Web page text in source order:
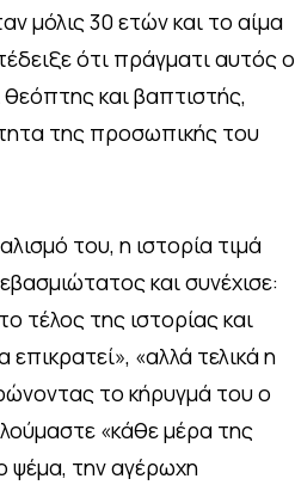
μόλις 30 ετών και το αίμα
ότι πράγματι αυτός ο
και βαπτιστής,
της προσωπικής του
του, η ιστορία τιμά
και συνέχισε:
τέλος της ιστορίας και
«αλλά τελικά η
το κήρυγμά του ο
«κάθε μέρα της
ψέμα, την αγέρωχη